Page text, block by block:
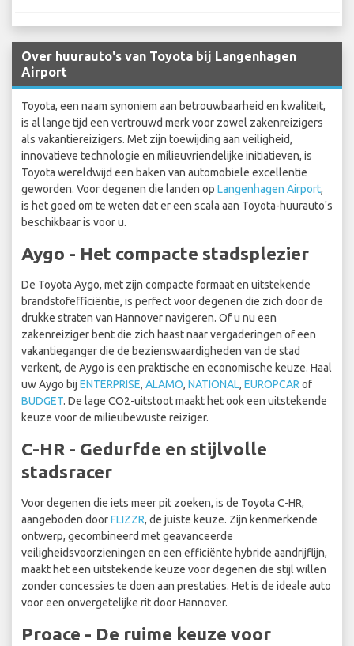
Over huurauto's van Toyota bij Langenhagen
Airport
Toyota, een naam synoniem aan betrouwbaarheid en kwaliteit,
is al lange tijd een vertrouwd merk voor zowel zakenreizigers
als vakantiereizigers. Met zijn toewijding aan veiligheid,
innovatieve technologie en milieuvriendelijke initiatieven, is
Toyota wereldwijd een baken van automobiele excellentie
geworden. Voor degenen die landen op Langenhagen Airport,
is het goed om te weten dat er een scala aan Toyota-huurauto's
beschikbaar is voor u.
Aygo - Het compacte stadsplezier
De Toyota Aygo, met zijn compacte formaat en uitstekende
brandstofefficiëntie, is perfect voor degenen die zich door de
drukke straten van Hannover navigeren. Of u nu een
zakenreiziger bent die zich haast naar vergaderingen of een
vakantieganger die de bezienswaardigheden van de stad
verkent, de Aygo is een praktische en economische keuze. Haal
uw Aygo bij ENTERPRISE, ALAMO, NATIONAL, EUROPCAR of
BUDGET. De lage CO2-uitstoot maakt het ook een uitstekende
keuze voor de milieubewuste reiziger.
C-HR - Gedurfde en stijlvolle
stadsracer
Voor degenen die iets meer pit zoeken, is de Toyota C-HR,
aangeboden doorFLIZZR, de juiste keuze. Zijn kenmerkende
ontwerp, gecombineerd met geavanceerde
veiligheidsvoorzieningen en een efficiënte hybride aandrijflijn,
maakt het een uitstekende keuze voor degenen die stijl willen
zonder concessies te doen aan prestaties. Het is de ideale auto
voor een onvergetelijke rit door Hannover.
Proace - De ruime keuze voor